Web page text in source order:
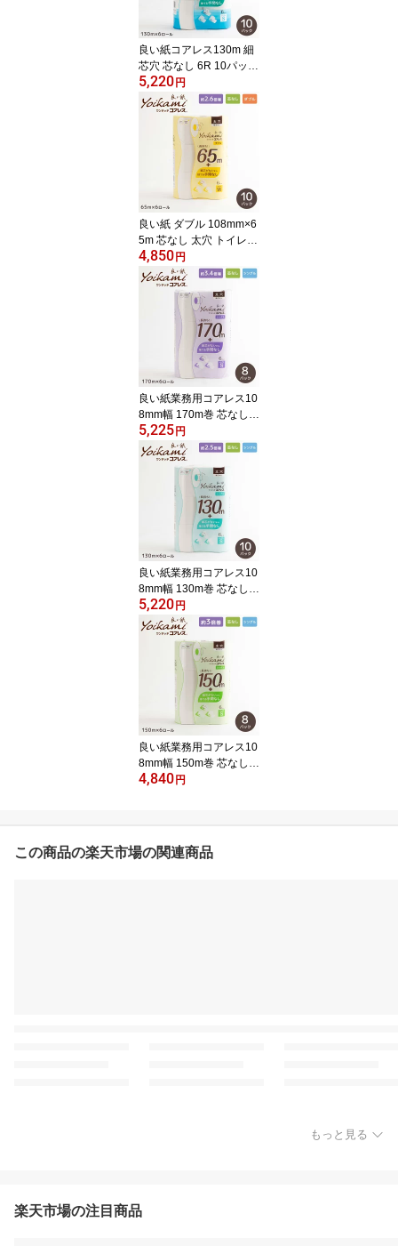
良い紙コアレス130m 細
芯穴 芯なし 6R 10パック
トイレットペーパー
『送料無料（一部地域除
く）』 まとめ買い 家庭
用 業務用 最後まで使え
る 超ロングタイプ 長巻
き 日用品 災害用 備蓄 長
持ち 節約 再生紙 大阪発
エコ 細芯 メーカー直送
5,220円
良い紙 ダブル 108mm×6
5m 芯なし 太穴 トイレッ
トペーパー 『送料無料
（一部地域除く）』まと
め買い 家庭用 業務用 2枚
重 ロングタイプ 長巻き
日用品 災害用 備蓄 長持
ち 節約 再生紙 牛乳パッ
ク 大阪発 エコ 白い 付加
価値 メーカー直送
4,850円
良い紙業務用コアレス10
8mm幅 170m巻 芯なし 6
R 8パック 太穴 シングル
トイレットペーパー 『送
料無料（一部地域除
く）』 まとめ買い 家庭
用 業務用 最後まで使え
る 超ロングタイプ 通常
の3倍 長巻き 日用品 災害
5,225円
良い紙業務用コアレス10
8mm幅 130m巻 芯なし 6
R 10パック 太穴 シング
ルトイレットペーパー
『送料無料（一部地域除
く）』 まとめ買い 家庭
用 業務用 最後まで使え
る 超ロングタイプ 通常
の2倍 長巻き 日用品 災害
用 備蓄 長持ち 節約 再生
紙
5,220円
良い紙業務用コアレス10
8mm幅 150m巻 芯なし 6
R 8パック 太穴 シングル
用 業務用 超ロングタイ
プ 長巻き 日用品 災害用
4,840円
この商品の楽天市場の関連商品
もっと見る
楽天市場の注目商品